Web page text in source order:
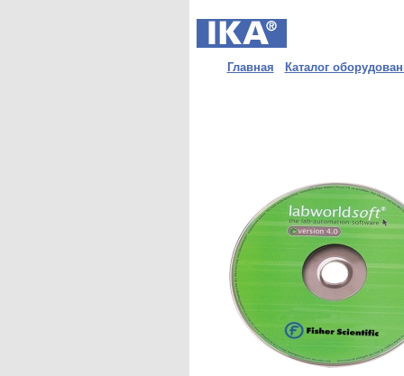
Главная Каталог